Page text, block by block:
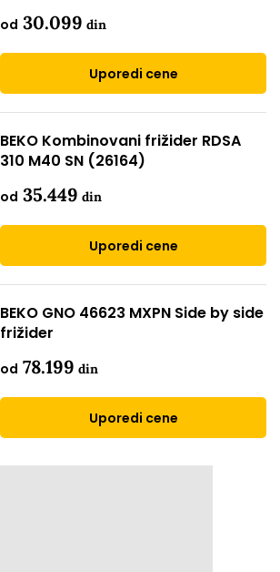
od 30.099 din
Uporedi cene
BEKO Kombinovani frižider RDSA
310 M40 SN (26164)
od 35.449 din
Uporedi cene
BEKO GNO 46623 MXPN Side by side
frižider
od 78.199 din
Uporedi cene